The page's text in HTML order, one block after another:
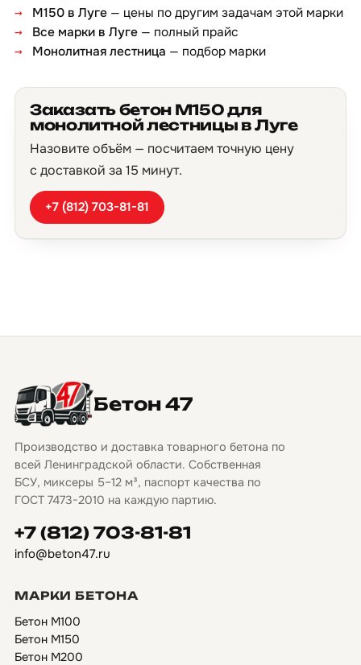
М150 в Луге — цены по другим задачам этой марки
Все марки в Луге — полный прайс
Монолитная лестница — подбор марки
Заказать бетон М150 для
монолитной лестницы в Луге
Назовите объём — посчитаем точную цену
с доставкой за 15 минут.
+7 (812) 703-81-81
Бетон 47
Производство и доставка товарного бетона по
всей Ленинградской области. Собственная
БСУ, миксеры 5–12 м³, паспорт качества по
ГОСТ 7473-2010 на каждую партию.
+7 (812) 703-81-81
info@beton47.ru
МАРКИ БЕТОНА
Бетон М100
Бетон М150
Бетон М200